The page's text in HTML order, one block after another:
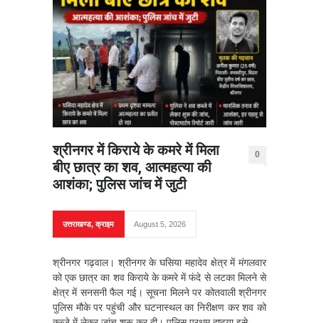
श्रीनगर में किराये के कमरे में मिला
बीए छात्र का शव, आत्महत्या की
आशंका; पुलिस जांच में जुटी
0
उत्तराखण्ड,क्राइम August 5, 2026
श्रीनगर गढ़वाल। श्रीनगर के घसिया महादेव क्षेत्र में मंगलवार
को एक छात्र का शव किराये के कमरे में फंदे से लटका मिलने से
क्षेत्र में सनसनी फैल गई। सूचना मिलने पर कोतवाली श्रीनगर
पुलिस मौके पर पहुंची और घटनास्थल का निरीक्षण कर शव को